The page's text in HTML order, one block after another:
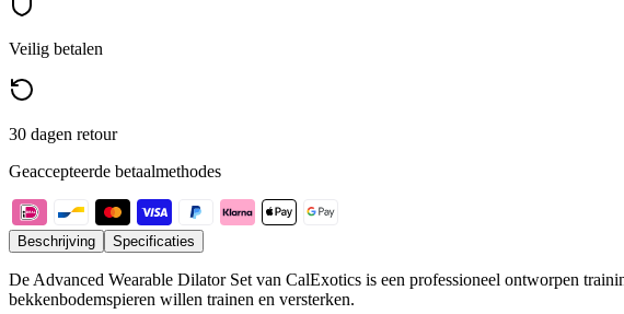
Veilig betalen
30 dagen retour
Geaccepteerde betaalmethodes
Beschrijving Specificaties
De Advanced Wearable Dilator Set van CalExotics is een professioneel ontworpen
bekkenbodemspieren willen trainen en versterken.